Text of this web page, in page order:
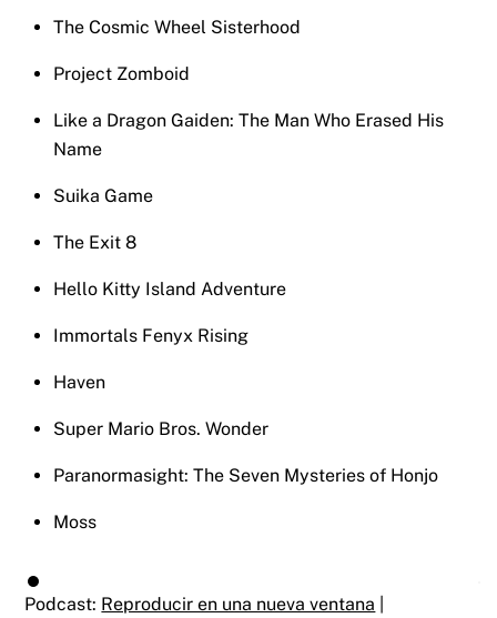
The Cosmic Wheel Sisterhood
Project Zomboid
Like a Dragon Gaiden: The Man Who Erased His
Name
Suika Game
The Exit 8
Hello Kitty Island Adventure
Immortals Fenyx Rising
Haven
Super Mario Bros. Wonder
Paranormasight: The Seven Mysteries of Honjo
Moss
Podcast: Reproducir en una nueva ventana